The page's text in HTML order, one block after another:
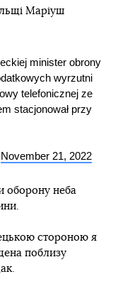
Маріуш
minister obrony
wyrzutni
telefonicznej ze
stacjonował przy
November 21, 2022
оборону неба
стороною я
поблизу